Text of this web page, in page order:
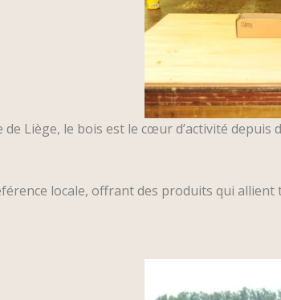
Liège, le bois est le cœur d’activité
locale, offrant des produits qui